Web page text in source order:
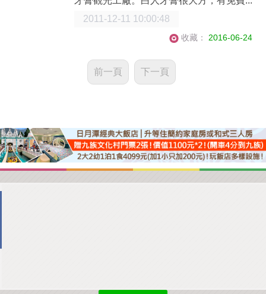
2011-12-11 10:00:48
收藏： 2016-06-24
前一頁 下一頁